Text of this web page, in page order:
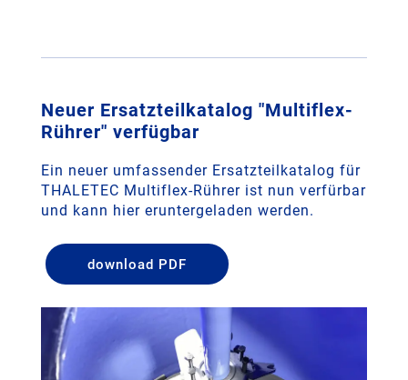
Neuer Ersatzteilkatalog "Multiflex-
Rührer" verfügbar
Ein neuer umfassender Ersatzteilkatalog für
THALETEC Multiflex-Rührer ist nun verfürbar
und kann hier eruntergeladen werden.
download PDF